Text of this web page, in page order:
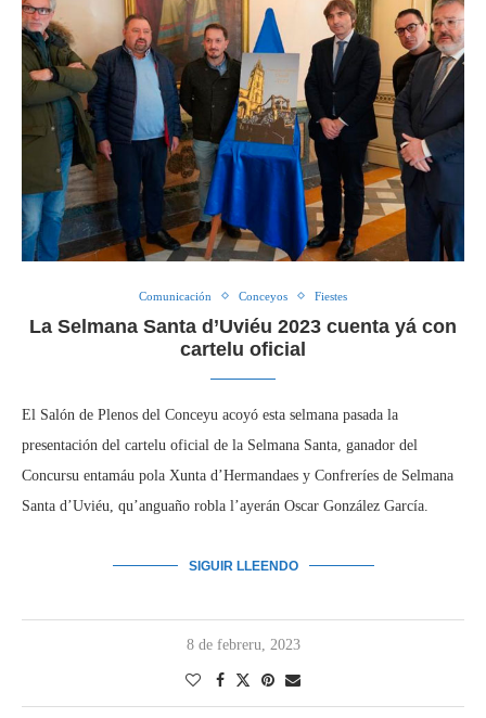
Comunicación Conceyos Fiestes
La Selmana Santa d’Uviéu 2023 cuenta yá con
cartelu oficial
El Salón de Plenos del Conceyu acoyó esta selmana pasada la
presentación del cartelu oficial de la Selmana Santa, ganador del
Concursu entamáu pola Xunta d’Hermandaes y Confreríes de Selmana
Santa d’Uviéu, qu’anguaño robla l’ayerán Oscar González García.
SIGUIR LLEENDO
8 de febreru, 2023